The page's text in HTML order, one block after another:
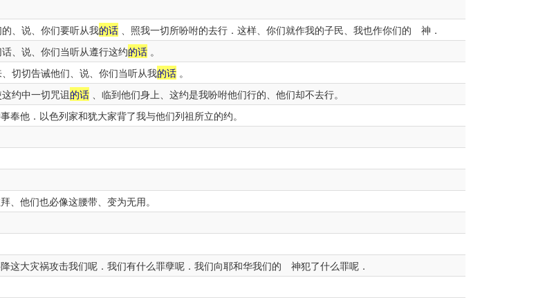
、说、你们要听从我的话 、照我一切所吩咐的去行．这样、你们就作我的子民、我也作你们的 神．
、说、你们当听从遵行这约的话 。
切切告诫他们、说、你们当听从我的话 。
约中一切咒诅的话 、临到他们身上、这约是我吩咐他们行的、他们却不去行。
奉他．以色列家和犹大家背了我与他们列祖所立的约。
、他们也必像这腰带、变为无用。
这大灾祸攻击我们呢．我们有什么罪孽呢．我们向耶和华我们的 神犯了什么罪呢．